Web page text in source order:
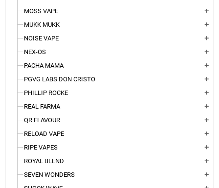
MOSS VAPE add
MUKK MUKK add
NOISE VAPE add
NEX-OS add
PACHA MAMA add
PGVG LABS DON CRISTO add
PHILLIP ROCKE add
REAL FARMA add
QR FLAVOUR add
RELOAD VAPE add
RIPE VAPES add
ROYAL BLEND add
SEVEN WONDERS add